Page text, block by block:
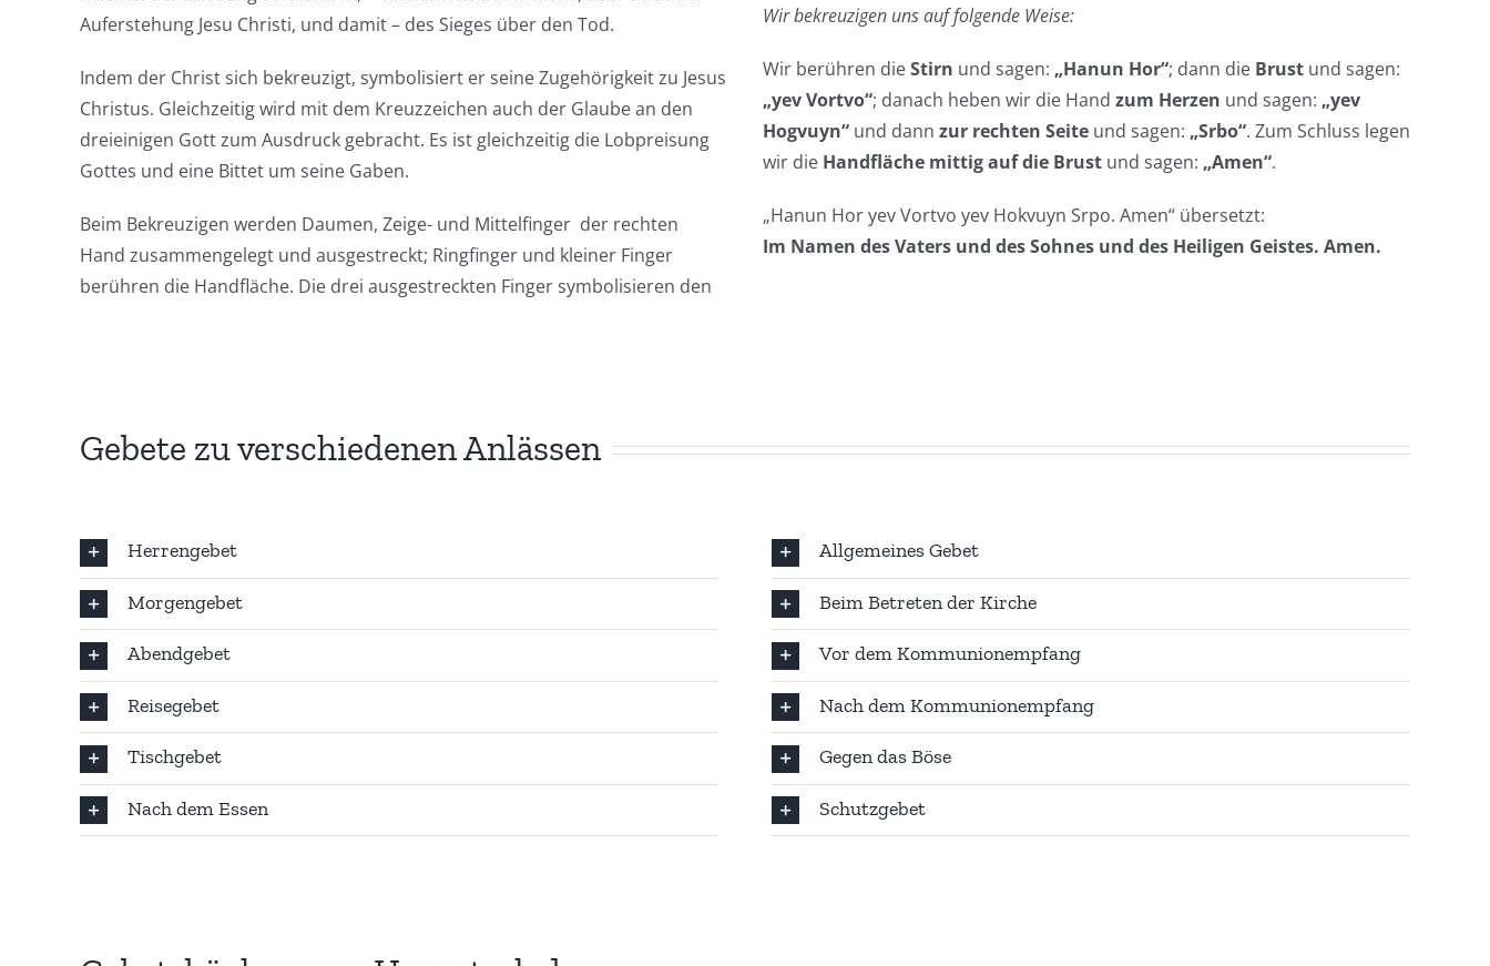
Auferstehung Jesu Christi, und damit – des Sieges über den Tod.
Indem der Christ sich bekreuzigt, symbolisiert er seine Zugehörigkeit zu Jesus
Christus. Gleichzeitig wird mit dem Kreuzzeichen auch der Glaube an den
dreieinigen Gott zum Ausdruck gebracht. Es ist gleichzeitig die Lobpreisung
Gottes und eine Bittet um seine Gaben.
Beim Bekreuzigen werden Daumen, Zeige- und Mittelfinger der rechten
Hand zusammengelegt und ausgestreckt; Ringfinger und kleiner Finger
berühren die Handfläche. Die drei ausgestreckten Finger symbolisieren den
Wir bekreuzigen uns auf folgende Weise:
Wir berühren dieStirn und sagen: „Hanun Hor“; dann die Brust und sagen:
„yev Vortvo“; danach heben wir die Hand zum Herzen und sagen: „yev
Hogvuyn“ und dann zur rechten Seite und sagen: „Srbo“. Zum Schluss legen
wir die Handfläche mittig auf die Brust und sagen: „Amen“.
„Hanun Hor yev Vortvo yev Hokvuyn Srpo. Amen“ übersetzt:
Im Namen des Vaters und des Sohnes und des Heiligen Geistes. Amen.
Gebete zu verschiedenen Anlässen
Herrengebet
Morgengebet
Abendgebet
Reisegebet
Tischgebet
Nach dem Essen
Allgemeines Gebet
Beim Betreten der Kirche
Vor dem Kommunionempfang
Nach dem Kommunionempfang
Gegen das Böse
Schutzgebet